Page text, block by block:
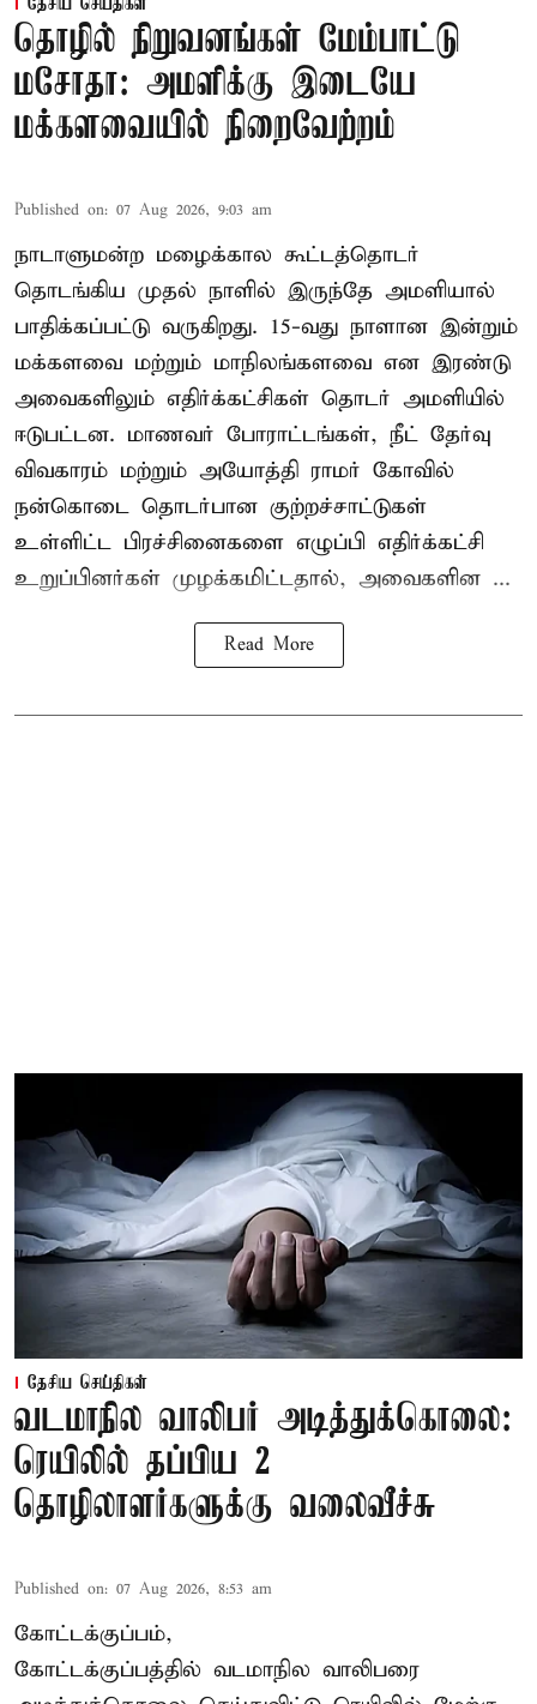
தேசிய செய்திகள்
தொழில் நிறுவனங்கள் மேம்பாட்டு
மசோதா: அமளிக்கு இடையே
மக்களவையில் நிறைவேற்றம்
Published on: 07 Aug 2026, 9:03 am
நாடாளுமன்ற மழைக்கால கூட்டத்தொடர்
தொடங்கிய முதல் நாளில் இருந்தே அமளியால்
பாதிக்கப்பட்டு வருகிறது. 15-வது நாளான இன்றும்
மக்களவை மற்றும் மாநிலங்களவை என இரண்டு
அவைகளிலும் எதிர்க்கட்சிகள் தொடர் அமளியில்
ஈடுபட்டன. மாணவர் போராட்டங்கள், நீட் தேர்வு
விவகாரம் மற்றும் அயோத்தி ராமர் கோவில்
நன்கொடை தொடர்பான குற்றச்சாட்டுகள்
உள்ளிட்ட பிரச்சினைகளை எழுப்பி எதிர்க்கட்சி
உறுப்பினர்கள் முழக்கமிட்டதால், அவைகளின ...
Read More
தேசிய செய்திகள்
வடமாநில வாலிபர் அடித்துக்கொலை:
ரெயிலில் தப்பிய 2
தொழிலாளர்களுக்கு வலைவீச்சு
Published on: 07 Aug 2026, 8:53 am
கோட்டக்குப்பம்,
கோட்டக்குப்பத்தில் வடமாநில வாலிபரை